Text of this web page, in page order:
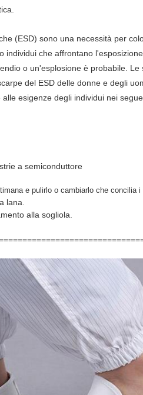
(ESD) sono una necessità per
individui che affrontano
o un'esplosione è probabile.
del ESD delle donne e degli
esigenze degli individui nei
a semiconduttore
e pulirlo o cambiarlo che concilia i
lana.
alla sogliola.